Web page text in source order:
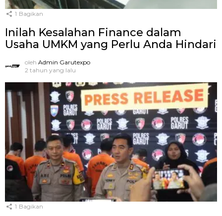
1 Bagikan
Inilah Kesalahan Finance dalam
Usaha UMKM yang Perlu Anda Hindari
oleh Admin Garutexpo
2 tahun yang lalu
1 Bagikan